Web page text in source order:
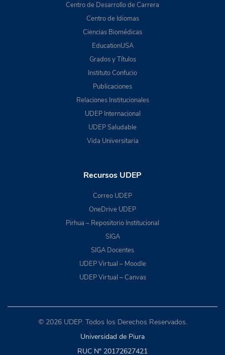
Centro de Desarrollo de Carrera
Centro de Idiomas
Ciencias Biomédicas
EducationUSA
Grados y Títulos
Instituto Confucio
Publicaciones
Relaciones Institucionales
UDEP Internacional
UDEP Saludable
Vida Universitaria
Recursos UDEP
Correo UDEP
OneDrive UDEP
Pirhua – Repositorio Institucional
SIGA
SIGA Docentes
UDEP Virtual – Moodle
UDEP Virtual – Canvas
© 2026 UDEP. Todos los Derechos Reservados.
Universidad de Piura
RUC N° 20172627421